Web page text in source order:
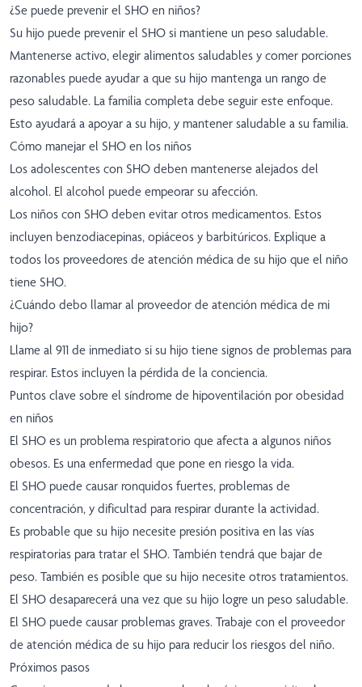
¿Se puede prevenir el SHO en niños?
Su hijo puede prevenir el SHO si mantiene un peso saludable.
Mantenerse activo, elegir alimentos saludables y comer porciones
razonables puede ayudar a que su hijo mantenga un rango de
peso saludable. La familia completa debe seguir este enfoque.
Esto ayudará a apoyar a su hijo, y mantener saludable a su familia.
Cómo manejar el SHO en los niños
Los adolescentes con SHO deben mantenerse alejados del
alcohol. El alcohol puede empeorar su afección.
Los niños con SHO deben evitar otros medicamentos. Estos
incluyen benzodiacepinas, opiáceos y barbitúricos. Explique a
todos los proveedores de atención médica de su hijo que el niño
tiene SHO.
¿Cuándo debo llamar al proveedor de atención médica de mi
hijo?
Llame al 911 de inmediato si su hijo tiene signos de problemas para
respirar. Estos incluyen la pérdida de la conciencia.
Puntos clave sobre el síndrome de hipoventilación por obesidad
en niños
El SHO es un problema respiratorio que afecta a algunos niños
obesos. Es una enfermedad que pone en riesgo la vida.
El SHO puede causar ronquidos fuertes, problemas de
concentración, y dificultad para respirar durante la actividad.
Es probable que su hijo necesite presión positiva en las vías
respiratorias para tratar el SHO. También tendrá que bajar de
peso. También es posible que su hijo necesite otros tratamientos.
El SHO desaparecerá una vez que su hijo logre un peso saludable.
El SHO puede causar problemas graves. Trabaje con el proveedor
de atención médica de su hijo para reducir los riesgos del niño.
Próximos pasos